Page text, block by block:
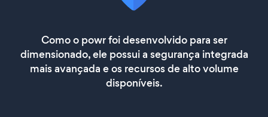
Como o powr foi desenvolvido para ser
dimensionado, ele possui a segurança integrada
mais avançada e os recursos de alto volume
disponíveis.